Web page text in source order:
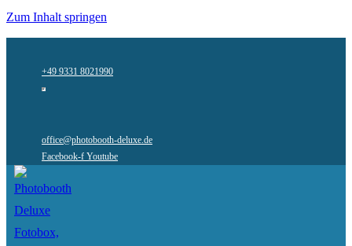
Zum Inhalt springen
+49 9331 8021990
office@photobooth-deluxe.de
Facebook-f Youtube